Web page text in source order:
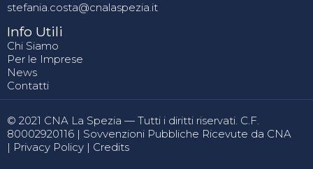
stefania.costa@cnalaspezia.it
Info Utili
Chi Siamo
Per le Imprese
News
Contatti
© 2021 CNA La Spezia — Tutti i diritti riservati. C.F.
80002920116 | Sovvenzioni Pubbliche Ricevute da CNA
| Privacy Policy | Credits